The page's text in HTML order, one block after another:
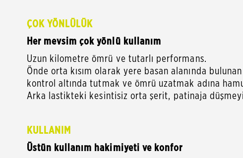
ÇOK YÖNLÜLÜK
Her mevsim çok yönlü kullanım
Uzun kilometre ömrü ve tutarlı performans.
Önde orta kısım olarak yere basan alanında
kontrol altında tutmak ve ömrü uzatmak adına
Arka lastikteki kesintisiz orta şerit, patinaja
KULLANIM
Üstün kullanım hakimiyeti ve konfor